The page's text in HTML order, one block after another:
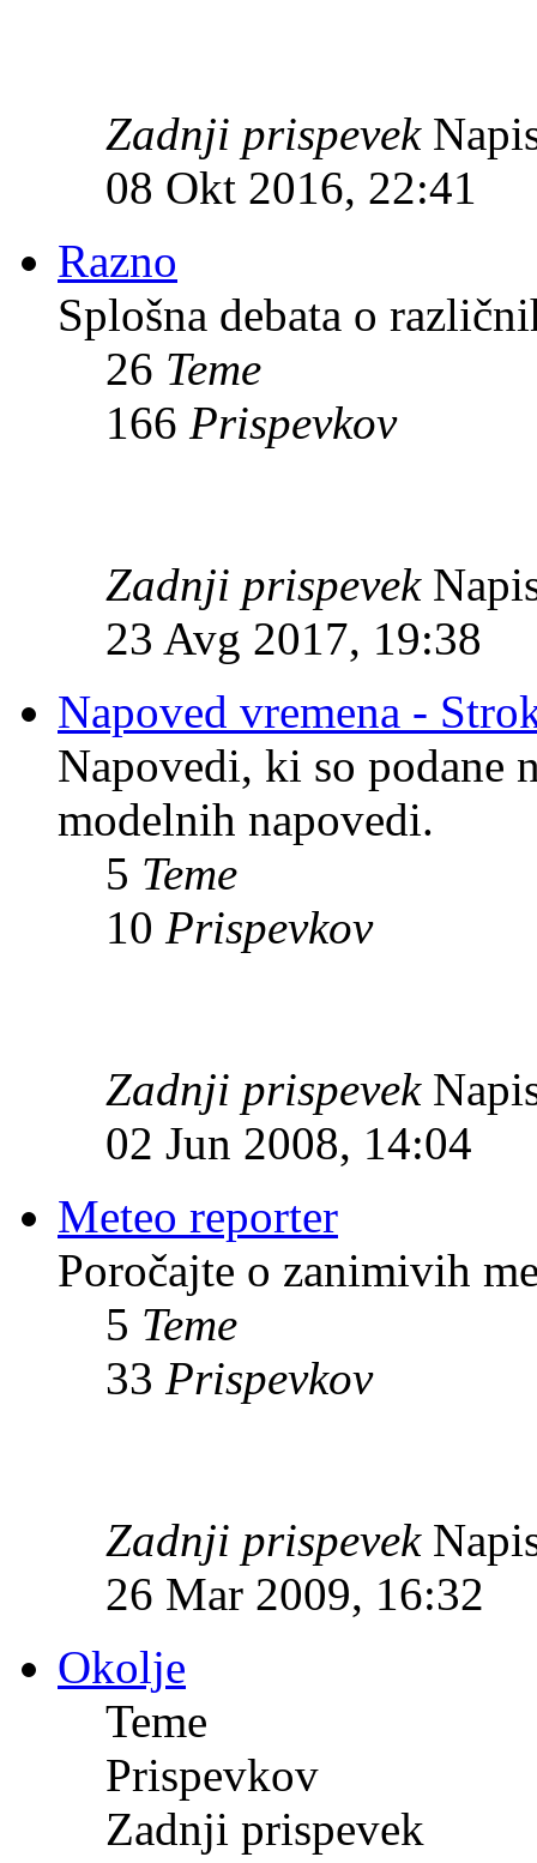
Zadnji prispevek
08 Okt 2016, 22:41
Razno
Splošna debata o
26 Teme
166 Prispevkov
Zadnji prispevek
23 Avg 2017, 19:38
Napoved vremena -
Napovedi, ki so podane
modelnih napovedi.
5 Teme
10 Prispevkov
Zadnji prispevek
02 Jun 2008, 14:04
Meteo reporter
Poročajte o zanimivih
5 Teme
33 Prispevkov
Zadnji prispevek
26 Mar 2009, 16:32
Okolje
Teme
Prispevkov
Zadnji prispevek